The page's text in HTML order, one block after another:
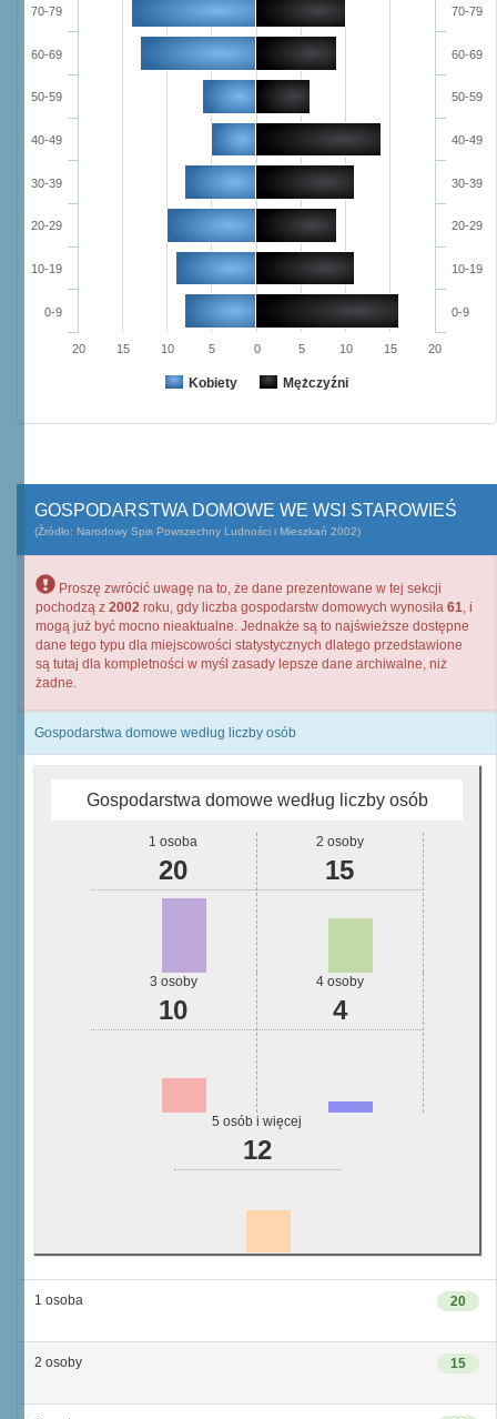
Kobiety Mężczyźni
0-9
10-19
20-29
30-39
40-49
50-59
60-69
70-79
0-9
10-19
20-29
30-39
40-49
50-59
60-69
70-79
20 15 10 5 0 5 10 15 20
GOSPODARSTWA DOMOWE WE WSI STAROWIEŚ
(Źródło: Narodowy Spis Powszechny Ludności i Mieszkań 2002)
Proszę zwrócić uwagę na to, że dane prezentowane w tej sekcji
pochodzą z 2002 roku, gdy liczba gospodarstw domowych wynosiła 61, i
mogą już być mocno nieaktualne. Jednakże są to najświeższe dostępne
dane tego typu dla miejscowości statystycznych dlatego przedstawione
są tutaj dla kompletności w myśl zasady lepsze dane archiwalne, niż
żadne.
Gospodarstwa domowe według liczby osób
Gospodarstwa domowe według liczby osób
1 osoba
20
2 osoby
15
3 osoby
10
4 osoby
4
5 osób i więcej
12
20
1 osoba
15
2 osoby